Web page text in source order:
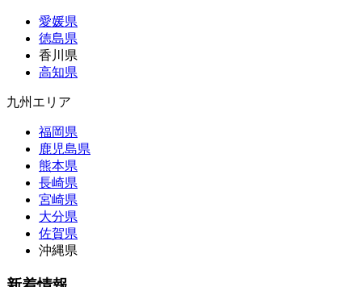
愛媛県
徳島県
香川県
高知県
九州エリア
福岡県
鹿児島県
熊本県
長崎県
宮崎県
大分県
佐賀県
沖縄県